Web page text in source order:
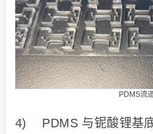
PDMS流
4) PDMS 与铌酸锂基